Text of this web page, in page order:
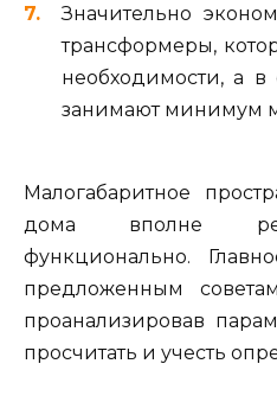
Значительно
трансформеры,
необходимости, а в
занимают минимум
Малогабаритное
дома вполне
функционально.
предложенным
проанализировав
просчитать и учесть